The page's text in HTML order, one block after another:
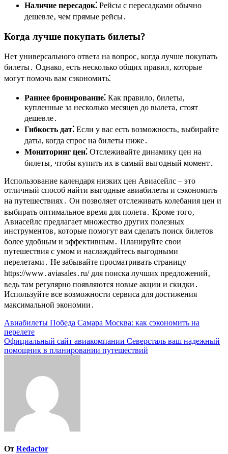
Наличие пересадок⁚ Рейсы с пересадками обычно
дешевле‚ чем прямые рейсы․
Когда лучше покупать билеты?
Нет универсального ответа на вопрос‚ когда лучше покупать
билеты․ Однако‚ есть несколько общих правил‚ которые
могут помочь вам сэкономить⁚
Раннее бронирование⁚ Как правило‚ билеты‚
купленные за несколько месяцев до вылета‚ стоят
дешевле․
Гибкость дат⁚ Если у вас есть возможность‚ выбирайте
даты‚ когда спрос на билеты ниже․
Мониторинг цен⁚ Отслеживайте динамику цен на
билеты‚ чтобы купить их в самый выгодный момент․
Использование календаря низких цен Авиасейлс – это
отличный способ найти выгодные авиабилеты и сэкономить
на путешествиях․ Он позволяет отслеживать колебания цен и
выбирать оптимальное время для полета․ Кроме того‚
Авиасейлс предлагает множество других полезных
инструментов‚ которые помогут вам сделать поиск билетов
более удобным и эффективным․ Планируйте свои
путешествия с умом и наслаждайтесь выгодными
перелетами․ Не забывайте просматривать страницу
https://www․aviasales․ru/ для поиска лучших предложений‚
ведь там регулярно появляются новые акции и скидки․
Используйте все возможности сервиса для достижения
максимальной экономии․
Навигация
по
записям
Авиабилеты Победа Самара Москва: как сэкономить на
перелете
Официальный сайт авиакомпании Северсталь ваш надежный
помощник в планировании путешествий
От Redactor